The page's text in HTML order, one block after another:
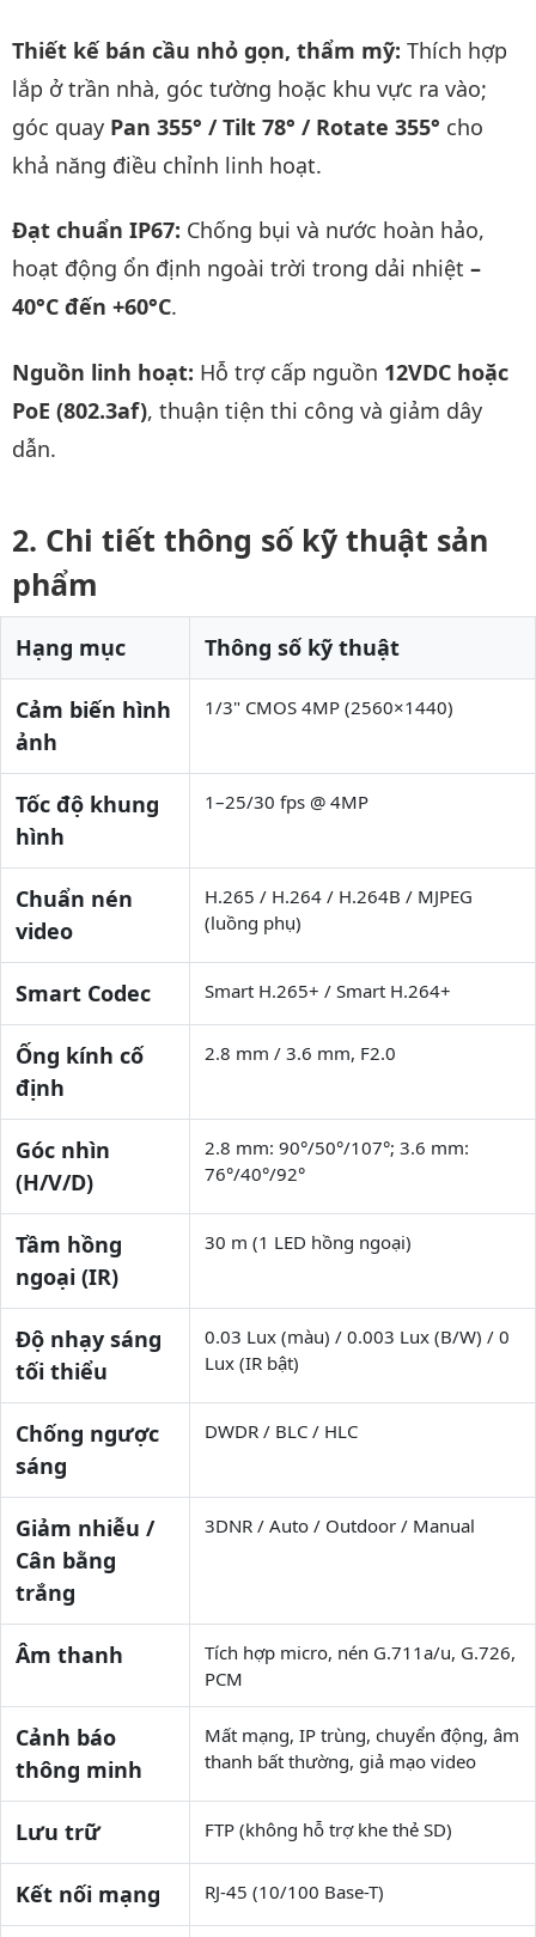
Thiết kế bán cầu nhỏ gọn, thẩm mỹ: Thích hợp
lắp ở trần nhà, góc tường hoặc khu vực ra vào;
góc quay Pan 355° / Tilt 78° / Rotate 355° cho
khả năng điều chỉnh linh hoạt.
Đạt chuẩn IP67: Chống bụi và nước hoàn hảo,
hoạt động ổn định ngoài trời trong dải nhiệt –
40°C đến +60°C.
Nguồn linh hoạt: Hỗ trợ cấp nguồn 12VDC hoặc
PoE (802.3af), thuận tiện thi công và giảm dây
dẫn.
Chi tiết thông số kỹ thuật sản
phẩm
Hạng mục Thông số kỹ thuật
Cảm biến hình
ảnh
1/3" CMOS 4MP (2560×1440)
Tốc độ khung
hình
1–25/30 fps @ 4MP
Chuẩn nén
video
H.265 / H.264 / H.264B / MJPEG
(luồng phụ)
Smart Codec Smart H.265+ / Smart H.264+
Ống kính cố
định
2.8 mm / 3.6 mm, F2.0
Góc nhìn
(H/V/D)
2.8 mm: 90°/50°/107°; 3.6 mm:
76°/40°/92°
Tầm hồng
ngoại (IR)
30 m (1 LED hồng ngoại)
Độ nhạy sáng
tối thiểu
0.03 Lux (màu) / 0.003 Lux (B/W) / 0
Lux (IR bật)
Chống ngược
sáng
DWDR / BLC / HLC
Giảm nhiễu /
Cân bằng
trắng
3DNR / Auto / Outdoor / Manual
Âm thanh
Tích hợp micro, nén G.711a/u, G.726,
PCM
Cảnh báo
thông minh
Mất mạng, IP trùng, chuyển động, âm
thanh bất thường, giả mạo video
Lưu trữ FTP (không hỗ trợ khe thẻ SD)
Kết nối mạng RJ-45 (10/100 Base-T)